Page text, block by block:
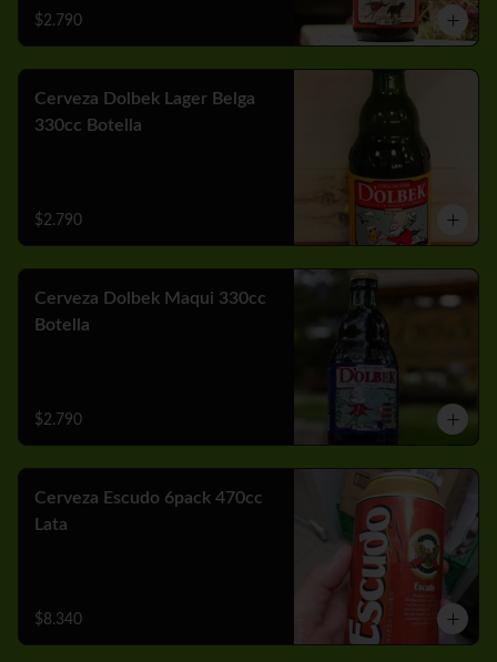
$2.790
Cerveza Dolbek Lager Belga
330cc Botella
$2.790
Cerveza Dolbek Maqui 330cc
Botella
$2.790
Cerveza Escudo 6pack 470cc
Lata
$8.340